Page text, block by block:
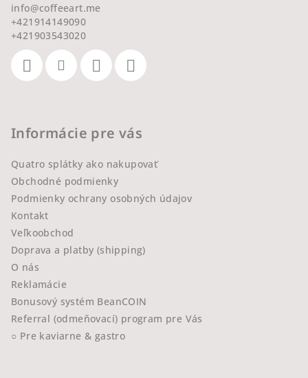
info@coffeeart.me
+421914149090
+421903543020
Informácie pre vás
Quatro splátky ako nakupovať
Obchodné podmienky
Podmienky ochrany osobných údajov
Kontakt
Veľkoobchod
Doprava a platby (shipping)
O nás
Reklamácie
Bonusový systém BeanCOIN
Referral (odmeňovací) program pre Vás
○ Pre kaviarne & gastro